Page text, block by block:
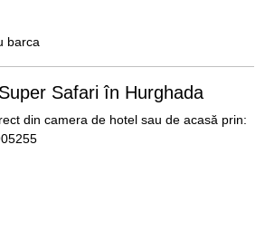
barca
Safari în Hurghada
din camera de hotel sau de acasă prin: